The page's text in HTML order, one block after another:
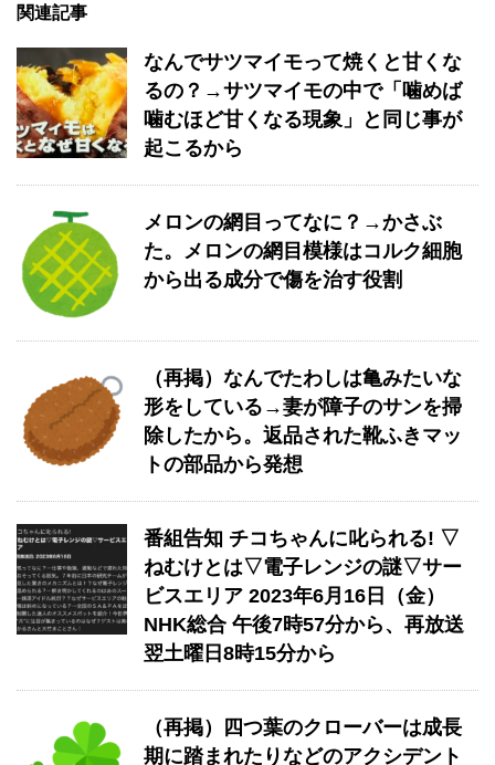
関連記事
なんでサツマイモって焼くと甘くな
るの？→サツマイモの中で「噛めば
噛むほど甘くなる現象」と同じ事が
起こるから
メロンの網目ってなに？→かさぶ
た。メロンの網目模様はコルク細胞
から出る成分で傷を治す役割
（再掲）なんでたわしは亀みたいな
形をしている→妻が障子のサンを掃
除したから。返品された靴ふきマッ
トの部品から発想
番組告知 チコちゃんに叱られる! ▽
ねむけとは▽電子レンジの謎▽サー
ビスエリア 2023年6月16日（金）
NHK総合 午後7時57分から、再放送
翌土曜日8時15分から
（再掲）四つ葉のクローバーは成長
期に踏まれたりなどのアクシデント